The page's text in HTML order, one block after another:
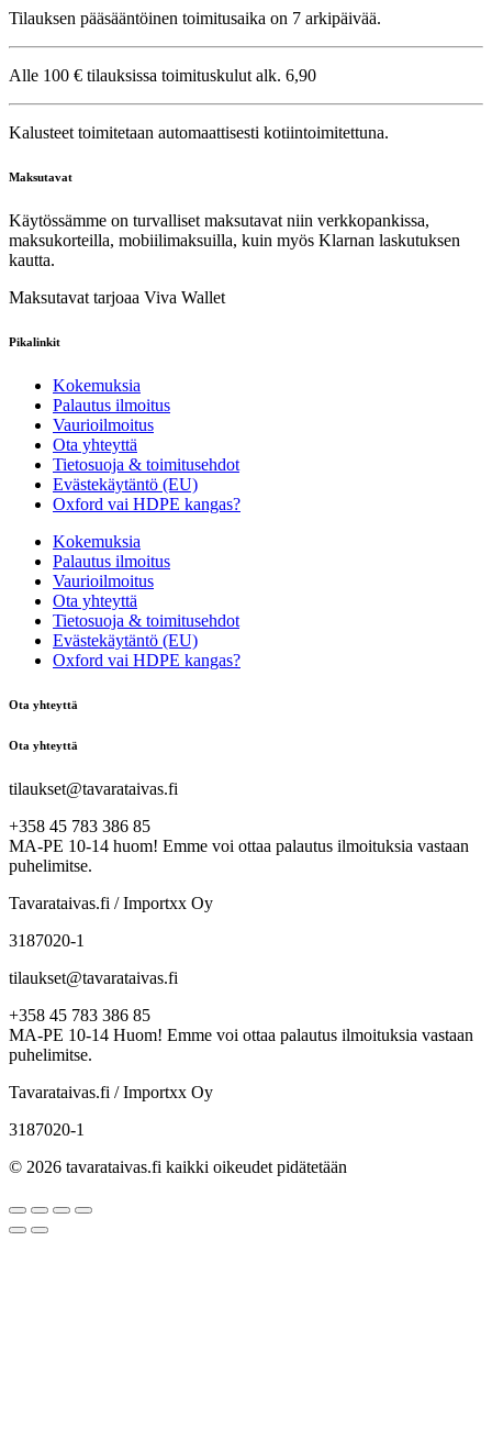
Tilauksen pääsääntöinen toimitusaika on 7 arkipäivää.
Alle 100 € tilauksissa toimituskulut alk. 6,90
Kalusteet toimitetaan automaattisesti kotiintoimitettuna.
Maksutavat
Käytössämme on turvalliset maksutavat niin verkkopankissa,
maksukorteilla, mobiilimaksuilla, kuin myös Klarnan laskutuksen
kautta.
Maksutavat tarjoaa Viva Wallet
Pikalinkit
Kokemuksia
Palautus ilmoitus
Vaurioilmoitus
Ota yhteyttä
Tietosuoja & toimitusehdot
Evästekäytäntö (EU)
Oxford vai HDPE kangas?
Kokemuksia
Palautus ilmoitus
Vaurioilmoitus
Ota yhteyttä
Tietosuoja & toimitusehdot
Evästekäytäntö (EU)
Oxford vai HDPE kangas?
Ota yhteyttä
Ota yhteyttä
tilaukset@tavarataivas.fi
+358 45 783 386 85
MA-PE 10-14 huom! Emme voi ottaa palautus ilmoituksia vastaan
puhelimitse.
Tavarataivas.fi / Importxx Oy
3187020-1
tilaukset@tavarataivas.fi
+358 45 783 386 85
MA-PE 10-14 Huom! Emme voi ottaa palautus ilmoituksia vastaan
puhelimitse.
Tavarataivas.fi / Importxx Oy
3187020-1
© 2026 tavarataivas.fi kaikki oikeudet pidätetään